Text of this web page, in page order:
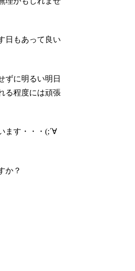
日もあって良い
ずに明るい明日
る程度には頑張
ます・・・(;´∀
か？